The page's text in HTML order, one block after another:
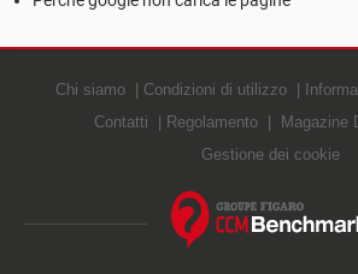
Chi siamo Condizioni di utilizzo
Contatti
Regolamento
Magazine
Gestione dei cookie